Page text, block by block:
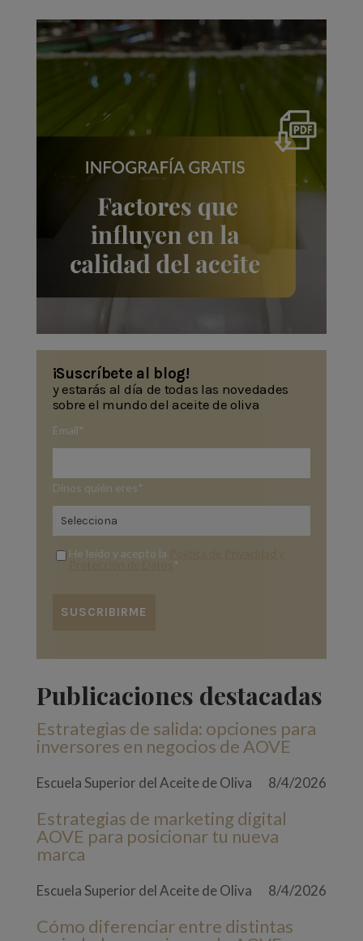
¡Suscríbete al blog!
y estarás al día de todas las novedades
sobre el mundo del aceite de oliva
Email *
Dinos quién eres *
He leído y acepto la
*
Publicaciones destacadas
Estrategias de salida: opciones para
inversores en negocios de AOVE
Escuela Superior del Aceite de Oliva 8/4/2026
Estrategias de marketing digital
AOVE para posicionar tu nueva
marca
Escuela Superior del Aceite de Oliva 8/4/2026
Cómo diferenciar entre distintas